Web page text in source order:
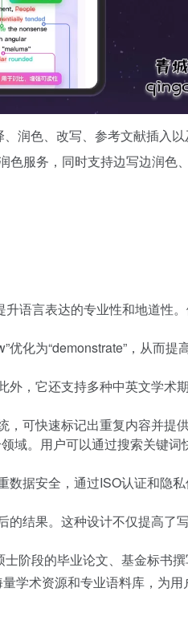
润色、改写、参考文献插入
色服务，同时支持边写边润色
语言表达的专业性和地道性
化为“demonstrate”，从而提
，它还支持多种中英文学术
可快速标记出重复内容并提供
域。用户可以通过搜索关键词
据安全，通过ISO认证和隐
结果。这种设计不仅提高了
阶段的毕业论文、基金标书撰
学术资源和专业语料库，为